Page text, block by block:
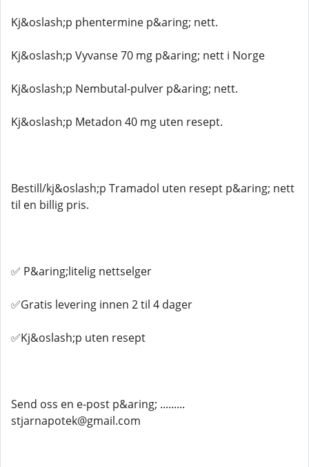
Kj&oslash;p phentermine p&aring; nett.
Kj&oslash;p Vyvanse 70 mg p&aring; nett i Norge
Kj&oslash;p Nembutal-pulver p&aring; nett.
Kj&oslash;p Metadon 40 mg uten resept.
Bestill/kj&oslash;p Tramadol uten resept p&aring; nett
til en billig pris.
✅ P&aring;litelig nettselger
✅Gratis levering innen 2 til 4 dager
✅Kj&oslash;p uten resept
Send oss ​​en e-post p&aring; .........
stjarnapotek@gmail.com